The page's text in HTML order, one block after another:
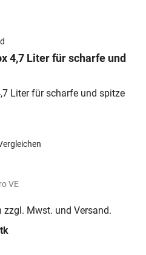
4,7 Liter für scharfe und
Liter für scharfe und spitze
VE
zzgl. Mwst. und Versand.